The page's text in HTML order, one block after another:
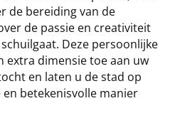
de bereiding van de
de passie en creativiteit
Deze persoonlijke
extra dimensie toe aan uw
en laten u de stad op
betekenisvolle manier